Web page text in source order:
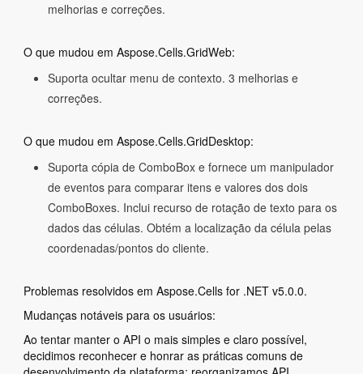
melhorias e correções.
O que mudou em Aspose.Cells.GridWeb:
Suporta ocultar menu de contexto. 3 melhorias e
correções.
O que mudou em Aspose.Cells.GridDesktop:
Suporta cópia de ComboBox e fornece um manipulador
de eventos para comparar itens e valores dos dois
ComboBoxes. Inclui recurso de rotação de texto para os
dados das células. Obtém a localização da célula pelas
coordenadas/pontos do cliente.
Problemas resolvidos em Aspose.Cells for .NET v5.0.0.
Mudanças notáveis para os usuários:
Ao tentar manter o API o mais simples e claro possível,
decidimos reconhecer e honrar as práticas comuns de